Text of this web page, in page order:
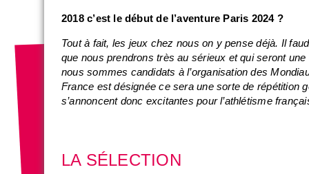
2018 c’est le début de l’aventure Paris 2024 ?
Tout à fait, les jeux chez nous on y pense déjà. Il
que nous prendrons très au sérieux et qui seront
nous sommes candidats à l’organisation des
France est désignée ce sera une sorte de répétition
s’annoncent donc excitantes pour l’athlétisme
LA SÉLECTION